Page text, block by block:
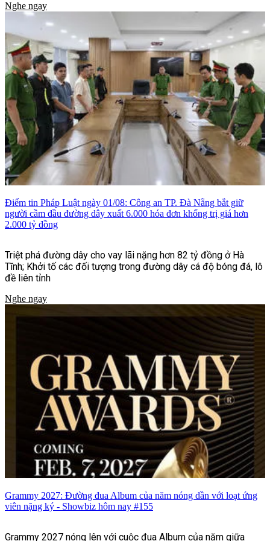
Nghe ngay
Điểm tin Pháp Luật ngày 01/08: Công an TP. Đà Nẵng bắt giữ
người cầm đầu đường dây xuất 6.000 hóa đơn khống trị giá hơn
2.000 tỷ đồng
Triệt phá đường dây cho vay lãi nặng hơn 82 tỷ đồng ở Hà
Tĩnh; Khởi tố các đối tượng trong đường dây cá độ bóng đá, lô
đề liên tỉnh
Nghe ngay
Grammy 2027: Đường đua Album của năm nóng dần với loạt ứng
viên nặng ký - Showbiz hôm nay #155
Grammy 2027 nóng lên với cuộc đua Album của năm giữa